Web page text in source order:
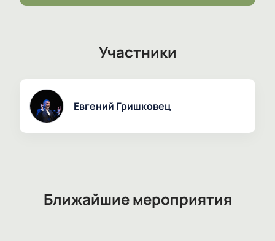
Гришковца.
Участники
Евгений Гришковец
Ближайшие мероприятия